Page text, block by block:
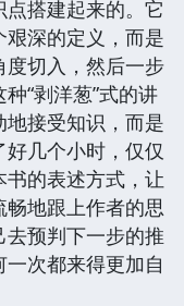
搭建起来的。它
深的定义，而是
切入，然后一步
“剥洋葱”式的讲
接受知识，而是
几个小时，仅仅
的表述方式，让
地跟上作者的思
预判下一步的推
次都来得更加自